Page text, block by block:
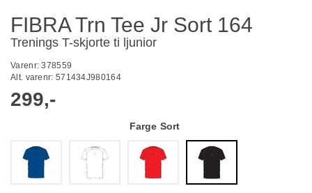
FIBRA Trn Tee Jr Sort 164
Trenings T-skjorte ti ljunior
Varenr:378559
Alt. varenr: 571434J980164
299,-
Farge Sort